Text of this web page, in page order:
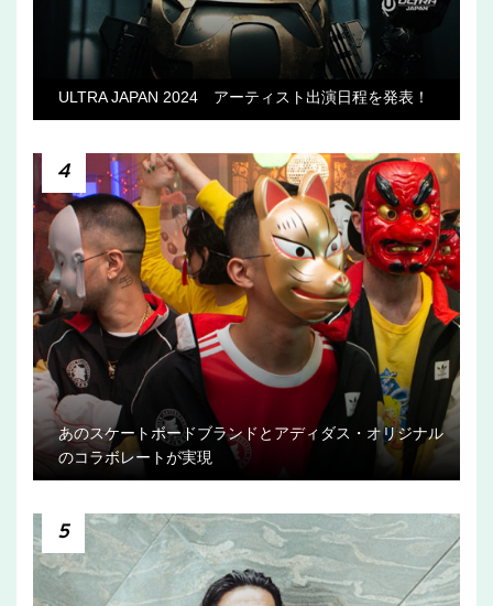
ULTRA JAPAN 2024 アーティスト出演日程を発表！
4
あのスケートボードブランドとアディダス・オリジナル
のコラボレートが実現
5